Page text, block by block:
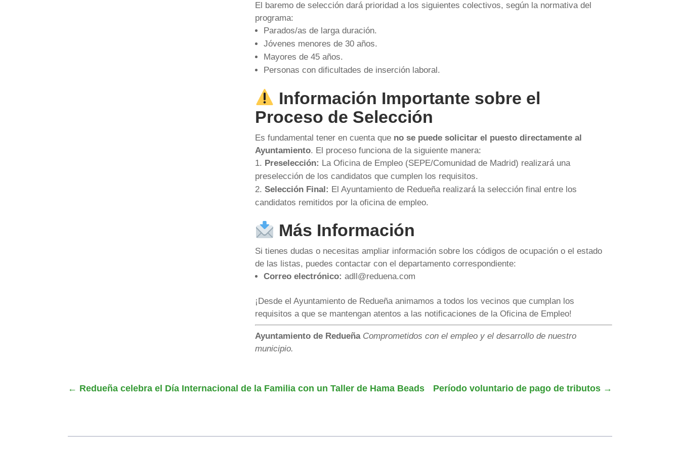
El baremo de selección dará prioridad a los siguientes colectivos, según la normativa del
programa:
Parados/as de larga duración.
Jóvenes menores de 30 años.
Mayores de 45 años.
Personas con dificultades de inserción laboral.
Información Importante sobre el
Proceso de Selección
Es fundamental tener en cuenta que no se puede solicitar el puesto directamente al
Ayuntamiento. El proceso funciona de la siguiente manera:
Preselección: La Oficina de Empleo (SEPE/Comunidad de Madrid) realizará una
preselección de los candidatos que cumplen los requisitos.
Selección Final: El Ayuntamiento de Redueña realizará la selección final entre los
candidatos remitidos por la oficina de empleo.
Más Información
Si tienes dudas o necesitas ampliar información sobre los códigos de ocupación o el estado
de las listas, puedes contactar con el departamento correspondiente:
Correo electrónico: adll@reduena.com
¡Desde el Ayuntamiento de Redueña animamos a todos los vecinos que cumplan los
requisitos a que se mantengan atentos a las notificaciones de la Oficina de Empleo!
Ayuntamiento de Redueña Comprometidos con el empleo y el desarrollo de nuestro
municipio.
← Redueña celebra el Día Internacional de la Familia con un Taller de Hama Beads Período voluntario de pago de tributos→